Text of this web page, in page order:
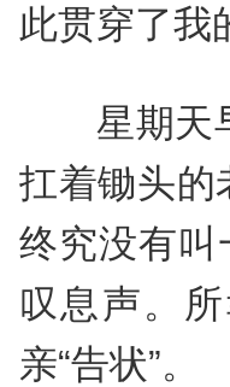
此贯穿了我
星期天
扛着锄头的
终究没有叫
叹息声。
亲“告状”。